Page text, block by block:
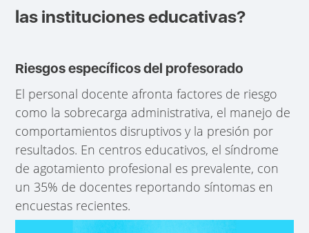
las instituciones educativas?
Riesgos específicos del profesorado
El personal docente afronta factores de riesgo
como la sobrecarga administrativa, el manejo de
comportamientos disruptivos y la presión por
resultados. En centros educativos, el síndrome
de agotamiento profesional es prevalente, con
un 35% de docentes reportando síntomas en
encuestas recientes.